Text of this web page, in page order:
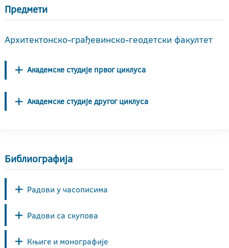
Предмети
Архитектонско-грађевинско-геодетски факултет
Академске студије првог циклуса
Академске студије другог циклуса
Библиографија
Радови у часописима
Радови са скупова
Књиге и монографије